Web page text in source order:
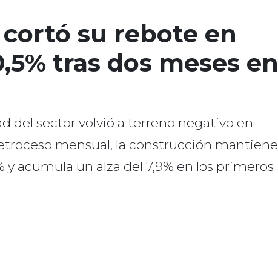
su rebote en
tras dos meses en
del sector volvió a terreno negativo en
mensual, la construcción mantiene
acumula un alza del 7,9% en los primeros